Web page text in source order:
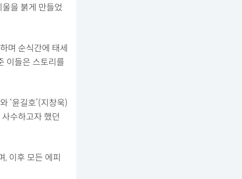
을 붉게 만들었
며 순식간에 태세
이들은 스토리를
‘윤길호’(지창욱)
수하고자 했던
이후 모든 에피